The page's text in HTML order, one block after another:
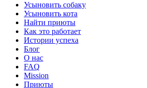
Усыновить собаку
Усыновить кота
Найти приюты
Как это работает
Истории успеха
Блог
О нас
FAQ
Mission
Приюты